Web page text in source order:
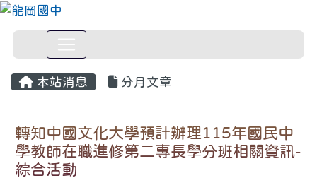
本站消息 分月文章
轉知中國文化大學預計辦理115年國民中
學教師在職進修第二專長學分班相關資訊-
綜合活動